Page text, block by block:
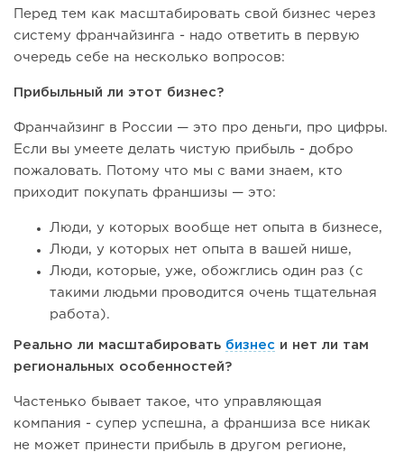
Перед тем как масштабировать свой бизнес через
систему франчайзинга - надо ответить в первую
очередь себе на несколько вопросов:
Прибыльный ли этот бизнес?
Франчайзинг в России — это про деньги, про цифры.
Если вы умеете делать чистую прибыль - добро
пожаловать. Потому что мы с вами знаем, кто
приходит покупать франшизы — это:
Люди, у которых вообще нет опыта в бизнесе,
Люди, у которых нет опыта в вашей нише,
Люди, которые, уже, обожглись один раз (с
такими людьми проводится очень тщательная
работа).
Реально ли масштабировать бизнес и нет ли там
региональных особенностей?
Частенько бывает такое, что управляющая
компания - супер успешна, а франшиза все никак
не может принести прибыль в другом регионе,